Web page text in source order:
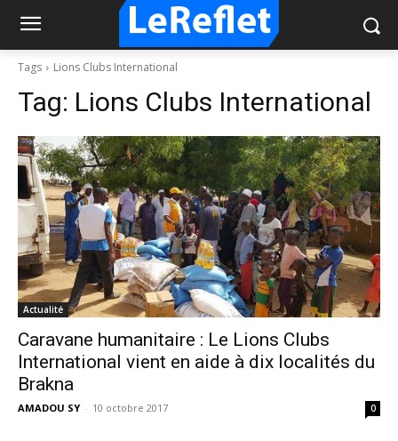
Tags Lions Clubs International
Tag: Lions Clubs International
Actualité
Caravane humanitaire : Le Lions Clubs
International vient en aide à dix localités du
Brakna
AMADOU SY - 10 octobre 2017 0